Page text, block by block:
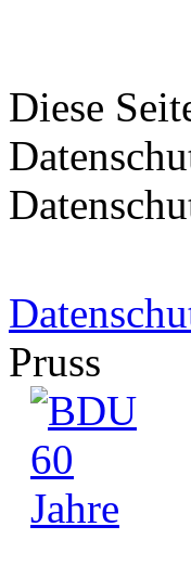
Diese
Pruss